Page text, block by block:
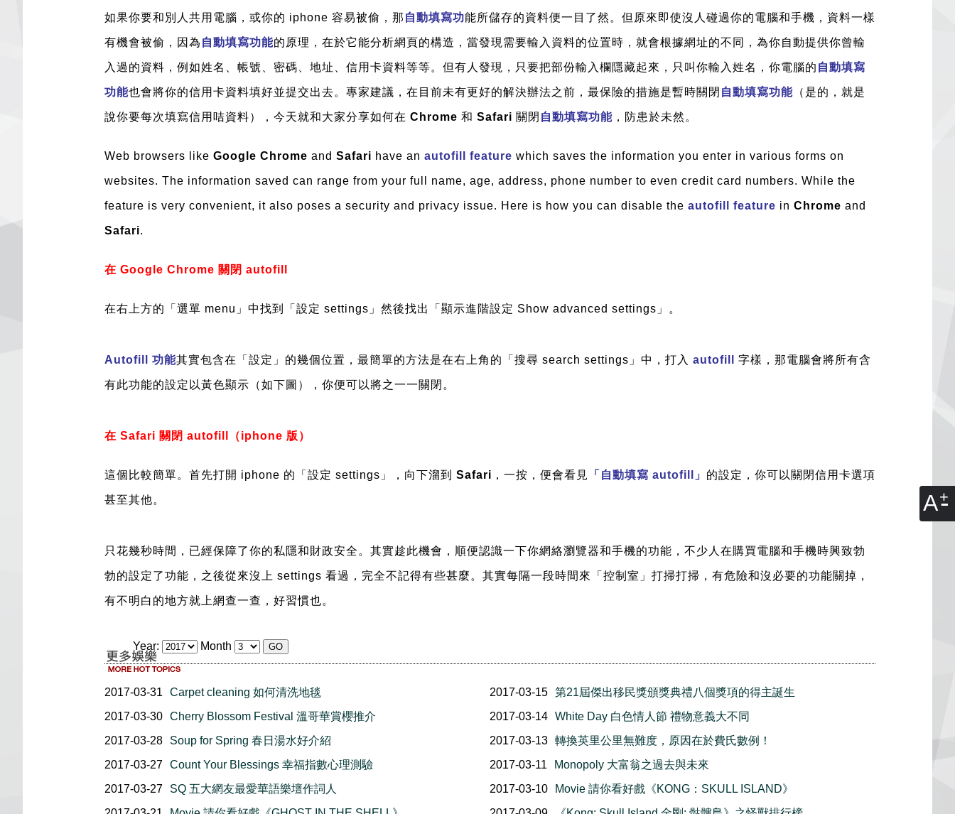
A
如果你要和別人共用電腦，或你的 iphone 容易被偷，那 自動填寫功能所儲存的資料便一目了然。但原來即使沒人碰過你的電腦和手機，資料一樣
有機會被偷，因為 自動填寫功能的原理，在於它能分析網頁的構造，當發現需要輸入資料的位置時，就會根據網址的不同，為你自動提供你曾輸
入過的資料，例如姓名、帳號、密碼、地址、信用卡資料等等。但有人發現，只要把部份輸入欄隱藏起來，只叫你輸入姓名，你電腦的 自動填寫
功能也會將你的信用卡資料填好並提交出去。專家建議，在目前未有更好的解決辦法之前，最保險的措施是暫時關閉 自動填寫功能 （是的，就是
說你要每次填寫信用咭資料），今天就和大家分享如何在 Chrome 和 Safari 關閉 自動填寫功能 ，防患於未然。
Web browsers like Google Chrome and Safari have an autofill feature which saves the information you enter in various forms on
websites. The information saved can range from your full name, age, address, phone number to even credit card numbers. While the
feature is very convenient, it also poses a security and privacy issue. Here is how you can disable the autofill feature in Chrome and
Safari.
在 Google Chrome 關閉 autofill
在右上方的「選單 menu」中找到「設定 settings」然後找出「顯示進階設定 Show advanced settings」。
Autofill 功能其實包含在「設定」的幾個位置，最簡單的方法是在右上角的「搜尋 search settings」中，打入 autofill 字樣，那電腦會將所有含
有此功能的設定以黃色顯示（如下圖），你便可以將之一一關閉。
在 Safari 關閉 autofill（iphone 版）
這個比較簡單。首先打開 iphone 的「設定 settings」，向下溜到 Safari ，一按，便會看見 「自動填寫 autofill」 的設定，你可以關閉信用卡選項
甚至其他。
只花幾秒時間，已經保障了你的私隱和財政安全。其實趁此機會，順便認識一下你網絡瀏覽器和手機的功能，不少人在購買電腦和手機時興致勃
勃的設定了功能，之後從來沒上 settings 看過，完全不記得有些甚麼。其實每隔一段時間來「控制室」打掃打掃，有危險和沒必要的功能關掉，
有不明白的地方就上網查一查，好習慣也。
Year: Month
2017-03-31
Carpet cleaning 如何清洗地毯
2017-03-30 Cherry Blossom Festival 溫哥華賞櫻推介
2017-03-28
Soup for Spring 春日湯水好介紹
2017-03-27 Count Your Blessings 幸福指數心理測驗
2017-03-27
SQ 五大網友最愛華語樂壇作詞人
2017-03-15
第21屆傑出移民獎頒獎典禮八個獎項的得主誕生
2017-03-14
White Day 白色情人節 禮物意義大不同
2017-03-13
轉換英里公里無難度，原因在於費氏數例！
2017-03-11
Monopoly 大富翁之過去與未來
2017-03-10
Movie 請你看好戲《KONG：SKULL ISLAND》